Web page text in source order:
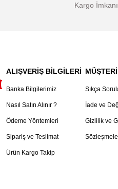
Kargo İmkanı
ALIŞVERİŞ BİLGİLERİ
Banka Bilgilerimiz
Nasıl Satın Alınır ?
Ödeme Yöntemleri
Sipariş ve Teslimat
Ürün Kargo Takip
Sıkça
İade ve
Gizlilik ve